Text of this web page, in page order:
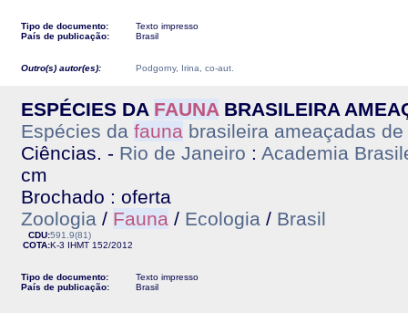
Tipo de documento:
Texto impresso
País de publicação:
Brasil
Outro(s) autor(es): Podgorny, Irina, co-aut.
ESPÉCIES DA FAUNA BRASILEIRA
Espécies da fauna brasileira ameaçadas
Ciências. - Rio de Janeiro : Academia
cm
Brochado : oferta
Zoologia / Fauna / Ecologia / Brasil
CDU:591.9(81)
COTA:K-3 IHMT 152/2012
Tipo de documento:
Texto impresso
País de publicação:
Brasil